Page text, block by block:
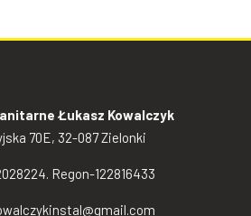
Łukasz Kowalczyk
70E, 32-087 Zielonki
Regon-122816433